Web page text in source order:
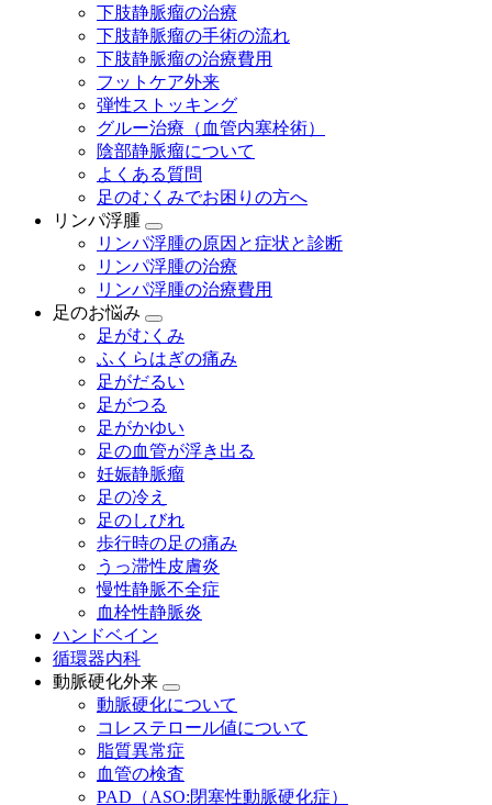
下肢静脈瘤の治療
下肢静脈瘤の手術の流れ
下肢静脈瘤の治療費用
フットケア外来
弾性ストッキング
グルー治療（血管内塞栓術）
陰部静脈瘤について
よくある質問
足のむくみでお困りの方へ
リンパ浮腫
リンパ浮腫の原因と症状と診断
リンパ浮腫の治療
リンパ浮腫の治療費用
足のお悩み
足がむくみ
ふくらはぎの痛み
足がだるい
足がつる
足がかゆい
足の血管が浮き出る
妊娠静脈瘤
足の冷え
足のしびれ
歩行時の足の痛み
うっ滞性皮膚炎
慢性静脈不全症
血栓性静脈炎
ハンドベイン
循環器内科
動脈硬化外来
動脈硬化について
コレステロール値について
脂質異常症
血管の検査
PAD（ASO:閉塞性動脈硬化症）